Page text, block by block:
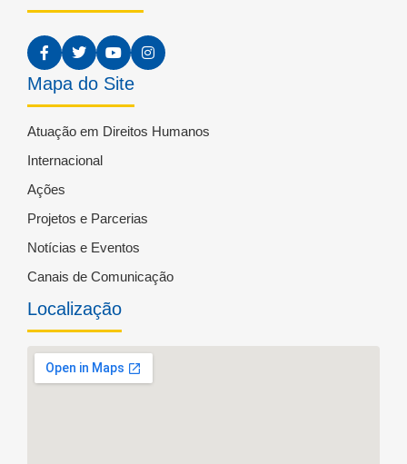
Mapa do Site
Atuação em Direitos Humanos
Internacional
Ações
Projetos e Parcerias
Notícias e Eventos
Canais de Comunicação
Localização